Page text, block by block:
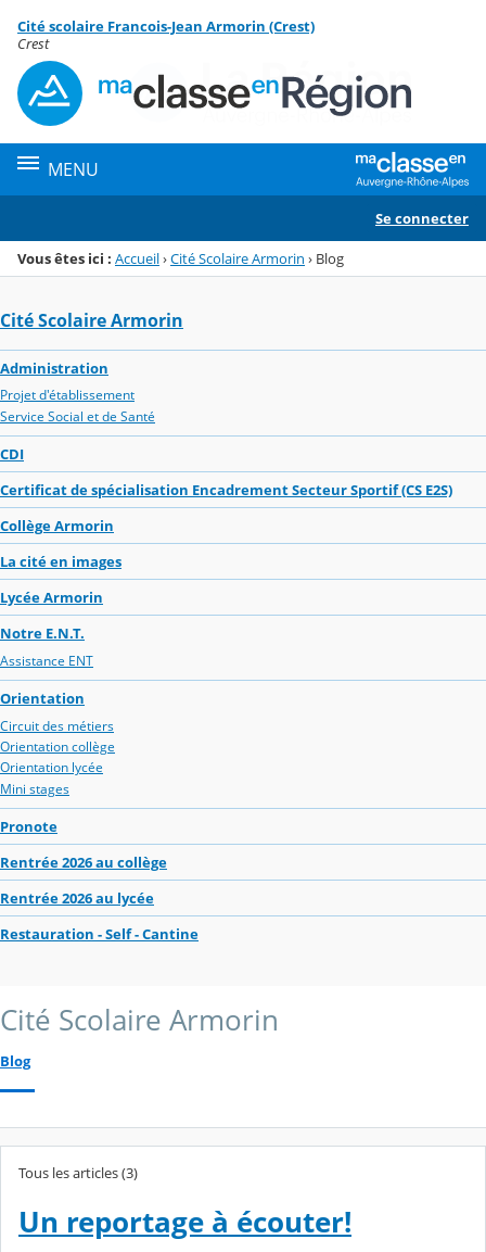
Menu de la rubrique
Contenu
Cité scolaire Francois-Jean Armorin (Crest)
Crest
MENU
Se connecter
Vous êtes ici : Accueil›Cité Scolaire Armorin › Blog
Cité Scolaire Armorin
Administration
Projet d'établissement
Service Social et de Santé
CDI
Certificat de spécialisation Encadrement Secteur Sportif (CS E2S)
Collège Armorin
La cité en images
Lycée Armorin
Notre E.N.T.
Assistance ENT
Orientation
Circuit des métiers
Orientation collège
Orientation lycée
Mini stages
Pronote
Rentrée 2026 au collège
Rentrée 2026 au lycée
Restauration - Self - Cantine
Cité Scolaire Armorin
Blog
Tous les articles (3)
Un reportage à écouter!